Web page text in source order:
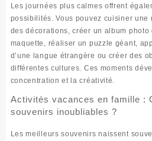
Les journées plus calmes offrent
possibilités. Vous pouvez cuisiner
des décorations, créer un album photo
maquette, réaliser un puzzle géant,
d’une langue étrangère ou créer des
différentes cultures. Ces moments
concentration et la créativité.
Activités vacances en famille :
souvenirs inoubliables ?
Les meilleurs souvenirs naissent